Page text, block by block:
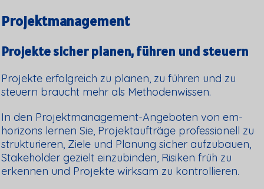
Projektmanagement
Projekte sicher planen, führen und steuern
Projekte erfolgreich zu planen, zu führen und zu
steuern braucht mehr als Methodenwissen.
In den Projektmanagement-Angeboten von em-
horizons lernen Sie, Projektaufträge professionell zu
strukturieren, Ziele und Planung sicher aufzubauen,
Stakeholder gezielt einzubinden, Risiken früh zu
erkennen und Projekte wirksam zu kontrollieren.